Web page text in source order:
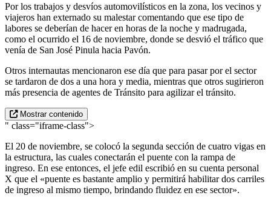
Por los trabajos y desvíos automovilísticos en la zona, los vecinos y
viajeros han externado su malestar comentando que ese tipo de
labores se deberían de hacer en horas de la noche y madrugada,
como el ocurrido el 16 de noviembre, donde se desvió el tráfico que
venía de San José Pinula hacia Pavón.
Otros internautas mencionaron ese día que para pasar por el sector
se tardaron de dos a una hora y media, mientras que otros sugirieron
más presencia de agentes de Tránsito para agilizar el tránsito.
Mostrar contenido
" class="iframe-class">
El 20 de noviembre, se colocó la segunda sección de cuatro vigas en
la estructura, las cuales conectarán el puente con la rampa de
ingreso. En ese entonces, el jefe edil escribió en su cuenta personal
X que el «puente es bastante amplio y permitirá habilitar dos carriles
de ingreso al mismo tiempo, brindando fluidez en ese sector».